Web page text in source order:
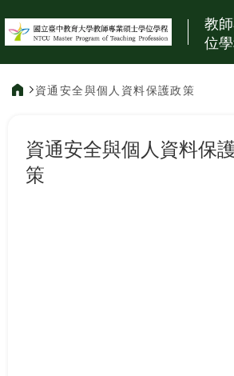
教
位
資通安全與個人資料保護政策
資通安全與個人資料保
策